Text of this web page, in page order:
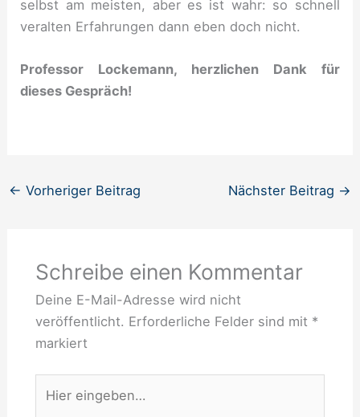
selbst am meisten, aber es ist wahr: so schnell
veralten Erfahrungen dann eben doch nicht.
Professor Lockemann, herzlichen Dank für
dieses Gespräch!
← Vorheriger Beitrag Nächster Beitrag →
Schreibe einen Kommentar
Deine E-Mail-Adresse wird nicht
veröffentlicht. Erforderliche Felder sind mit *
markiert
eingeben…